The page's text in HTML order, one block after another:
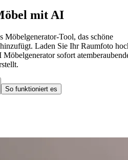
mit AI
Möbelgenerator-Tool, das schöne
Laden Sie Ihr Raumfoto
sofort
So funktioniert es